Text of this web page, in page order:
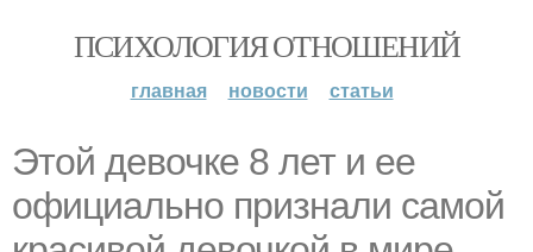
ПСИХОЛОГИЯ ОТНОШЕНИЙ
главная новости статьи
Этой девочке 8 лет и ее
официально признали самой